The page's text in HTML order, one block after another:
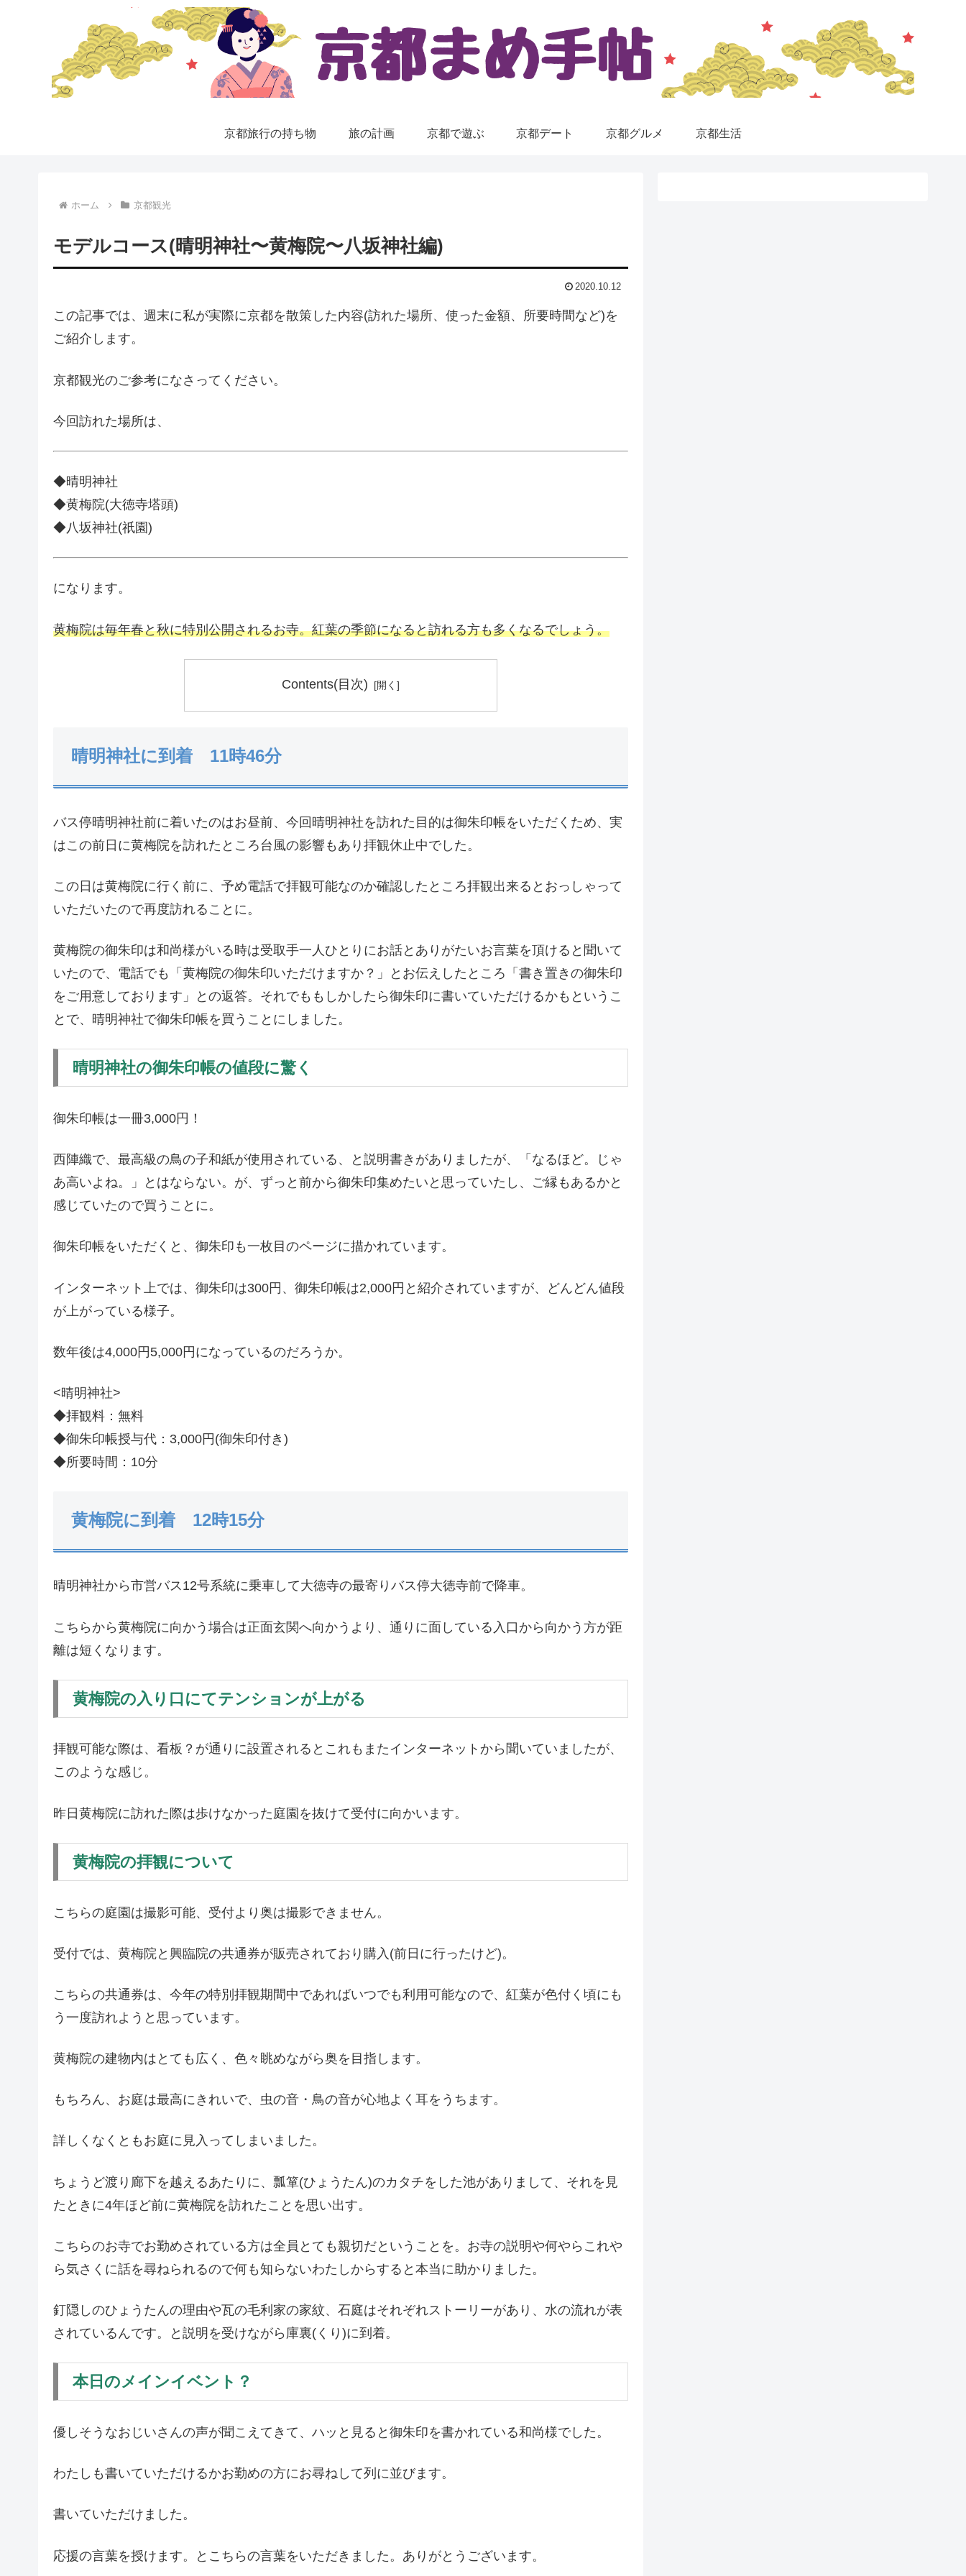
京都旅行の持ち物 旅の計画 京都で遊ぶ 京都デート 京都グルメ 京都生活
ホーム 京都観光
モデルコース(晴明神社〜黄梅院〜八坂神社編)
2020.10.12
この記事では、週末に私が実際に京都を散策した内容(訪れた場所、使った金額、所要時間など)を
ご紹介します。
京都観光のご参考になさってください。
今回訪れた場所は、
◆晴明神社
◆黄梅院(大徳寺塔頭)
◆八坂神社(祇園)
になります。
黄梅院は毎年春と秋に特別公開されるお寺。紅葉の季節になると訪れる方も多くなるでしょう。
Contents(目次)
晴明神社に到着 11時46分
バス停晴明神社前に着いたのはお昼前、今回晴明神社を訪れた目的は御朱印帳をいただくため、実
はこの前日に黄梅院を訪れたところ台風の影響もあり拝観休止中でした。
この日は黄梅院に行く前に、予め電話で拝観可能なのか確認したところ拝観出来るとおっしゃって
いただいたので再度訪れることに。
黄梅院の御朱印は和尚様がいる時は受取手一人ひとりにお話とありがたいお言葉を頂けると聞いて
いたので、電話でも「黄梅院の御朱印いただけますか？」とお伝えしたところ「書き置きの御朱印
をご用意しております」との返答。それでももしかしたら御朱印に書いていただけるかもというこ
とで、晴明神社で御朱印帳を買うことにしました。
晴明神社の御朱印帳の値段に驚く
御朱印帳は一冊3,000円！
西陣織で、最高級の鳥の子和紙が使用されている、と説明書きがありましたが、「なるほど。じゃ
あ高いよね。」とはならない。が、ずっと前から御朱印集めたいと思っていたし、ご縁もあるかと
感じていたので買うことに。
御朱印帳をいただくと、御朱印も一枚目のページに描かれています。
インターネット上では、御朱印は300円、御朱印帳は2,000円と紹介されていますが、どんどん値段
が上がっている様子。
数年後は4,000円5,000円になっているのだろうか。
<晴明神社>
◆拝観料：無料
◆御朱印帳授与代：3,000円(御朱印付き)
◆所要時間：10分
黄梅院に到着 12時15分
晴明神社から市営バス12号系統に乗車して大徳寺の最寄りバス停大徳寺前で降車。
こちらから黄梅院に向かう場合は正面玄関へ向かうより、通りに面している入口から向かう方が距
離は短くなります。
黄梅院の入り口にてテンションが上がる
拝観可能な際は、看板？が通りに設置されるとこれもまたインターネットから聞いていましたが、
このような感じ。
昨日黄梅院に訪れた際は歩けなかった庭園を抜けて受付に向かいます。
黄梅院の拝観について
こちらの庭園は撮影可能、受付より奥は撮影できません。
受付では、黄梅院と興臨院の共通券が販売されており購入(前日に行ったけど)。
こちらの共通券は、今年の特別拝観期間中であればいつでも利用可能なので、紅葉が色付く頃にも
う一度訪れようと思っています。
黄梅院の建物内はとても広く、色々眺めながら奥を目指します。
もちろん、お庭は最高にきれいで、虫の音・鳥の音が心地よく耳をうちます。
詳しくなくともお庭に見入ってしまいました。
ちょうど渡り廊下を越えるあたりに、瓢箪(ひょうたん)のカタチをした池がありまして、それを見
たときに4年ほど前に黄梅院を訪れたことを思い出す。
こちらのお寺でお勤めされている方は全員とても親切だということを。お寺の説明や何やらこれや
ら気さくに話を尋ねられるので何も知らないわたしからすると本当に助かりました。
釘隠しのひょうたんの理由や瓦の毛利家の家紋、石庭はそれぞれストーリーがあり、水の流れが表
されているんです。と説明を受けながら庫裏(くり)に到着。
本日のメインイベント？
優しそうなおじいさんの声が聞こえてきて、ハッと見ると御朱印を書かれている和尚様でした。
わたしも書いていただけるかお勤めの方にお尋ねして列に並びます。
書いていただけました。
応援の言葉を授けます。とこちらの言葉をいただきました。ありがとうございます。